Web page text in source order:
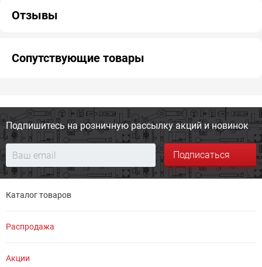
Отзывы
Сопутствующие товары
Подпишитесь на розничную рассылку акций и новинок
Подписаться
Каталог товаров
Распродажа
Акции